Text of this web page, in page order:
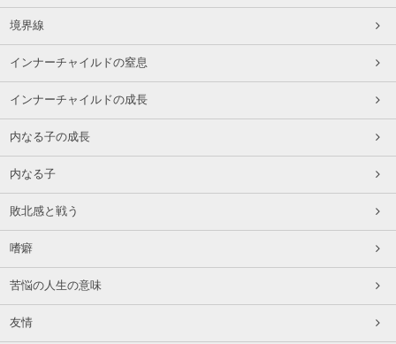
境界線
インナーチャイルドの窒息
インナーチャイルドの成長
内なる子の成長
内なる子
敗北感と戦う
嗜癖
苦悩の人生の意味
友情